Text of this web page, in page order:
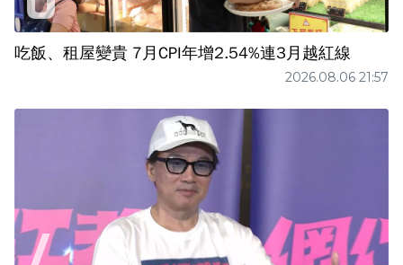
吃飯、租屋變貴 7月CPI年增2.54%連3月越紅線
2026.08.06 21:57